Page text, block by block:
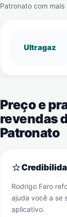
Patronato com mais
Ultragaz
Preço e
revendas
Patronato
⭐
Rodrigo Faro
ajuda você a se
aplicativo.